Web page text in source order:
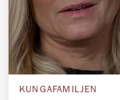
KUNGAFAMILJEN